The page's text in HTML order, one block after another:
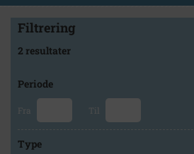
Filtrering
2 resultater
Periode
Fra Til
Type